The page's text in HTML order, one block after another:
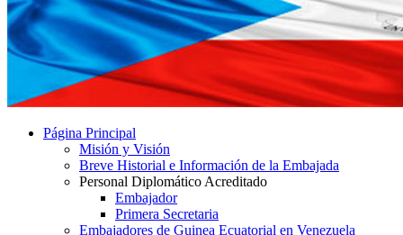
Página Principal
Misión y Visión
Breve Historial e Información de la Embajada
Personal Diplomático Acreditado
Embajador
Primera Secretaria
Embajadores de Guinea Ecuatorial en Venezuela